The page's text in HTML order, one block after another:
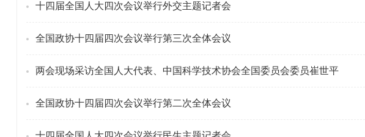
十四届全国人大四次会议举行外交主题记者会
全国政协十四届四次会议举行第三次全体会议
两会现场采访全国人大代表、中国科学技术协会全国委员会委员崔世平
全国政协十四届四次会议举行第二次全体会议